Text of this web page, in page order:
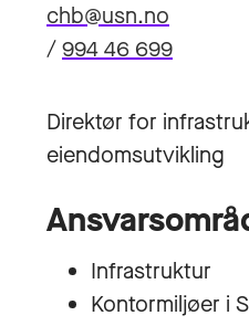
chb@usn.no
/994 46 699
Direktør for
eiendomsutvikling
Infrastruktur
Kontormiljøer i